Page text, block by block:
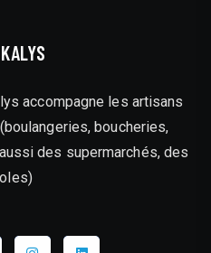
accompagne les artisans
boucheries,
des supermarchés, des